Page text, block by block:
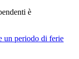
è
un periodo di ferie